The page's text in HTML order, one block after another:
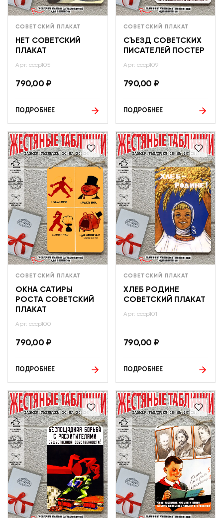
СОВЕТСКИЙ ПЛАКАТ
НЕТ СОВЕТСКИЙ
ПЛАКАТ
Арт: ссср105
790,00 ₽
ПОДРОБНЕЕ
СОВЕТСКИЙ ПЛАКАТ
СЪЕЗД СОВЕТСКИХ
ПИСАТЕЛЕЙ ПОСТЕР
Арт: ссср109
790,00 ₽
ПОДРОБНЕЕ
СОВЕТСКИЙ ПЛАКАТ
ОКНА САТИРЫ
РОСТА СОВЕТСКИЙ
ПЛАКАТ
Арт: ссср100
790,00 ₽
ПОДРОБНЕЕ
СОВЕТСКИЙ ПЛАКАТ
ХЛЕБ РОДИНЕ
СОВЕТСКИЙ ПЛАКАТ
Арт: ссср101
790,00 ₽
ПОДРОБНЕЕ